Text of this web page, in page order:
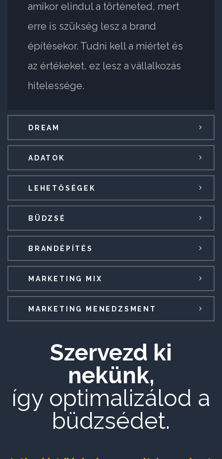
amikor elindul a történeted, mert
erre is szükség lesz a brand
építésekor. Tudni kell a miértet és
az értékeket, ez lesz a vállalkozás
hitelessége.
DREAM
ADATOK
LEHETŐSÉGEK
BÜDZSÉ
BRANDÉPÍTÉS
MARKETING MIX
MARKETING MENEDZSMENT
Szervezd ki
nekünk,
így optimalizálod a
büdzsédet.